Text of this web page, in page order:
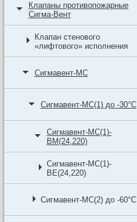
Клапаны противопожарные
Сигма-Вент
Клапан стенового
«лифтового» исполнения
Сигмавент-МС
Сигмавент-МС(1) до -30°C
Сигмавент-МС(1)-
BM(24,220)
Сигмавент-МС(1)-
BЕ(24,220)
Сигмавент-МС(2) до -60°C